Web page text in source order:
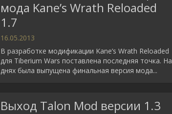
мода Kane’s Wrath Reloaded
1.7
16.05.2013
В разработке модификации Kane’s Wrath Reloaded
для Tiberium Wars поставлена последняя точка. На
днях была выпущена финальная версия мода...
Выход Talon Mod версии 1.3